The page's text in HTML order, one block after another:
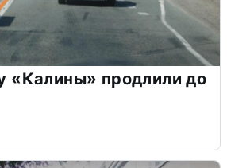
«Калины» продлили до